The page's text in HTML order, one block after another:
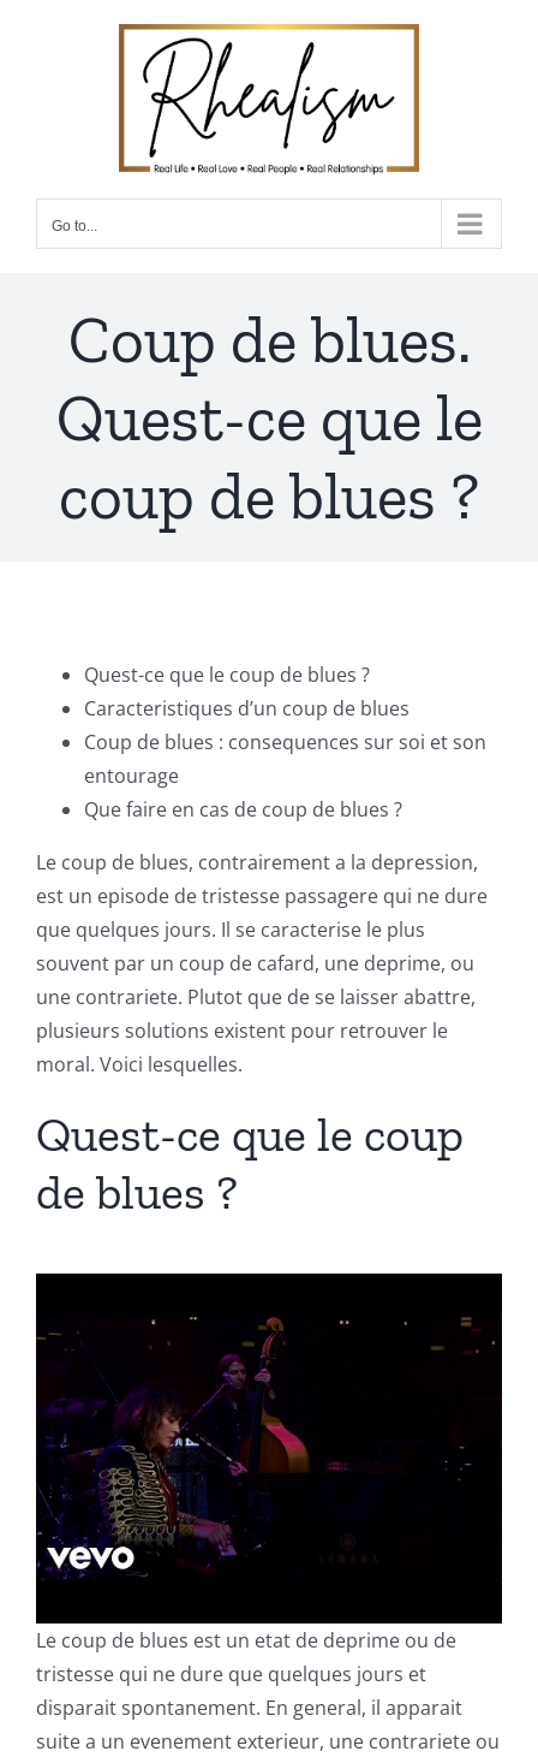
Go to...
Coup de blues.
Quest-ce que le
coup de blues ?
Quest-ce que le coup de blues ?
Caracteristiques d’un coup de blues
Coup de blues : consequences sur soi et son
entourage
Que faire en cas de coup de blues ?
Le coup de blues, contrairement a la depression,
est un episode de tristesse passagere qui ne dure
que quelques jours. Il se caracterise le plus
souvent par un coup de cafard, une deprime, ou
une contrariete. Plutot que de se laisser abattre,
plusieurs solutions existent pour retrouver le
moral. Voici lesquelles.
Quest-ce que le coup
de blues ?
Le coup de blues est un etat de deprime ou de
tristesse qui ne dure que quelques jours et
disparait spontanement. En general, il apparait
suite a un evenement exterieur, une contrariete ou